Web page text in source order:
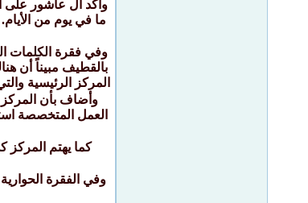
ما في يوم من
وفي فقرة الكلمات
بالقطيف مبيناً أن
المركز الرئيسية
العمل المتخصصة
كما يهتم المركز
وفي الفقرة